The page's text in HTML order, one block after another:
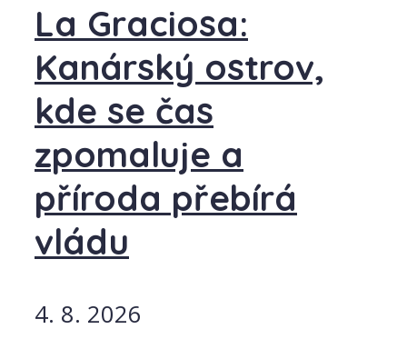
La Graciosa:
Kanárský ostrov,
kde se čas
zpomaluje a
příroda přebírá
vládu
4. 8. 2026